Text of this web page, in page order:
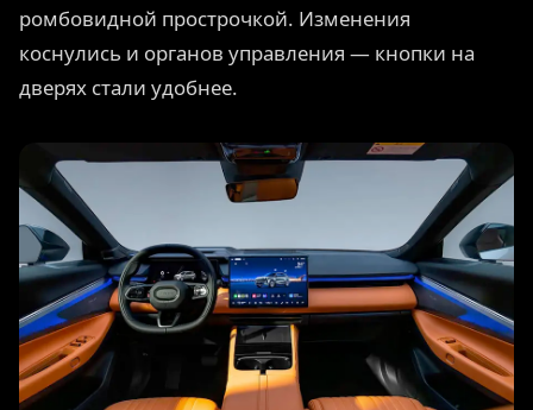
ромбовидной прострочкой. Изменения
коснулись и органов управления — кнопки на
дверях стали удобнее.